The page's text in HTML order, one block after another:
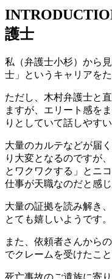
護士
私（弁護士小杉）から
士」というキャリアを
ただし、木村弁護士と
ますが、エリート感を
りとしていて話しやす
大量のカルテなどが届
り大変となるのですが
とワクワクする」とニ
仕事が天職なのだと感じ
大量の証拠を読み解き
とても嬉しいようです。
また、依頼者さんから
でクレームを受けたこ
死亡事故のご遺族に寄